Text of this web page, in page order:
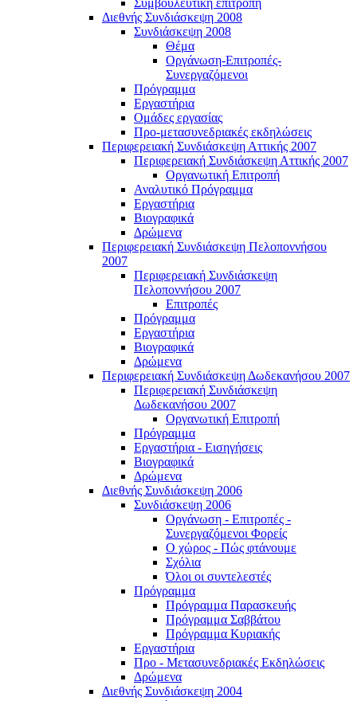
Συμβουλευτική επιτροπή
Διεθνής Συνδιάσκεψη 2008
Συνδιάσκεψη 2008
Θέμα
Οργάνωση-Επιτροπές-
Συνεργαζόμενοι
Πρόγραμμα
Εργαστήρια
Ομάδες εργασίας
Προ-μετασυνεδριακές εκδηλώσεις
Περιφερειακή Συνδιάσκεψη Αττικής 2007
Περιφερειακή Συνδιάσκεψη Αττικής 2007
Οργανωτική Επιτροπή
Αναλυτικό Πρόγραμμα
Εργαστήρια
Βιογραφικά
Δρώμενα
Περιφερειακή Συνδιάσκεψη Πελοποννήσου
2007
Περιφερειακή Συνδιάσκεψη
Πελοποννήσου 2007
Επιτροπές
Πρόγραμμα
Εργαστήρια
Βιογραφικά
Δρώμενα
Περιφερειακή Συνδιάσκεψη Δωδεκανήσου 2007
Περιφερειακή Συνδιάσκεψη
Δωδεκανήσου 2007
Οργανωτική Επιτροπή
Πρόγραμμα
Εργαστήρια - Εισηγήσεις
Βιογραφικά
Δρώμενα
Διεθνής Συνδιάσκεψη 2006
Συνδιάσκεψη 2006
Οργάνωση - Επιτροπές -
Συνεργαζόμενοι Φορείς
Ο χώρος - Πώς φτάνουμε
Σχόλια
Όλοι οι συντελεστές
Πρόγραμμα
Πρόγραμμα Παρασκευής
Πρόγραμμα Σαββάτου
Πρόγραμμα Κυριακής
Εργαστήρια
Προ - Μετασυνεδριακές Εκδηλώσεις
Δρώμενα
Διεθνής Συνδιάσκεψη 2004